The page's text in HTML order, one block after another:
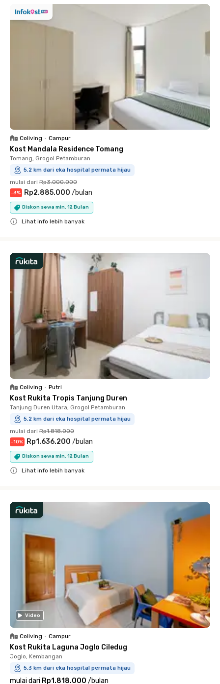
Coliving • Campur
Kost Mandala Residence Tomang
Tomang, Grogol Petamburan
5.2 km dari eka hospital permata hijau
mulai dari Rp3.000.000
-3% Rp2.885.000 /bulan
Diskon sewa min. 12 Bulan
Lihat info lebih banyak
Coliving • Putri
Kost Rukita Tropis Tanjung Duren
Tanjung Duren Utara, Grogol Petamburan
5.2 km dari eka hospital permata hijau
mulai dari Rp1.818.000
-10% Rp1.636.200 /bulan
Diskon sewa min. 12 Bulan
Lihat info lebih banyak
Video
Coliving • Campur
Kost Rukita Laguna Joglo Ciledug
Joglo, Kembangan
5.3 km dari eka hospital permata hijau
mulai dari Rp1.818.000 /bulan